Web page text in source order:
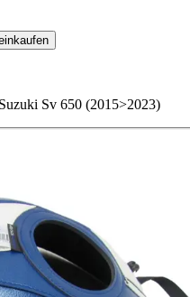
Sv 650 (2015>2023)